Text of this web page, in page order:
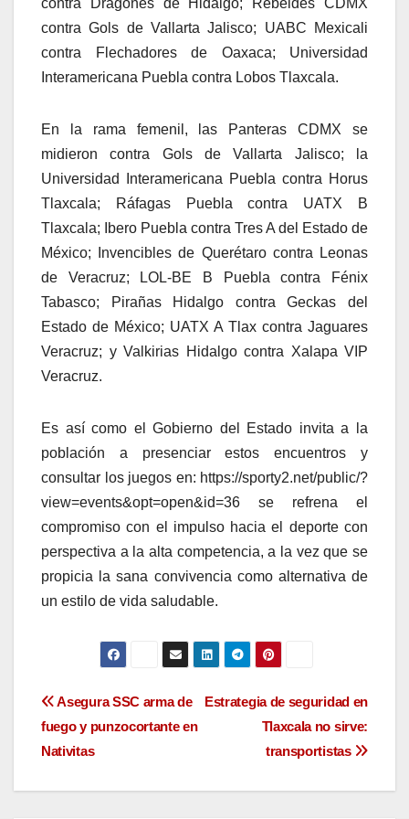
contra Dragones de Hidalgo; Rebeldes CDMX
contra Gols de Vallarta Jalisco; UABC Mexicali
contra Flechadores de Oaxaca; Universidad
Interamericana Puebla contra Lobos Tlaxcala.
En la rama femenil, las Panteras CDMX se
midieron contra Gols de Vallarta Jalisco; la
Universidad Interamericana Puebla contra Horus
Tlaxcala; Ráfagas Puebla contra UATX B
Tlaxcala; Ibero Puebla contra Tres A del Estado de
México; Invencibles de Querétaro contra Leonas
de Veracruz; LOL-BE B Puebla contra Fénix
Tabasco; Pirañas Hidalgo contra Geckas del
Estado de México; UATX A Tlax contra Jaguares
Veracruz; y Valkirias Hidalgo contra Xalapa VIP
Veracruz.
Es así como el Gobierno del Estado invita a la
población a presenciar estos encuentros y
consultar los juegos en: https://sporty2.net/public/?
view=events&opt=open&id=36 se refrena el
compromiso con el impulso hacia el deporte con
perspectiva a la alta competencia, a la vez que se
propicia la sana convivencia como alternativa de
un estilo de vida saludable.
Navegación
de
entradas
Estrategia de seguridad en
Tlaxcala no sirve:
transportistas
Asegura SSC arma de
fuego y punzocortante en
Nativitas